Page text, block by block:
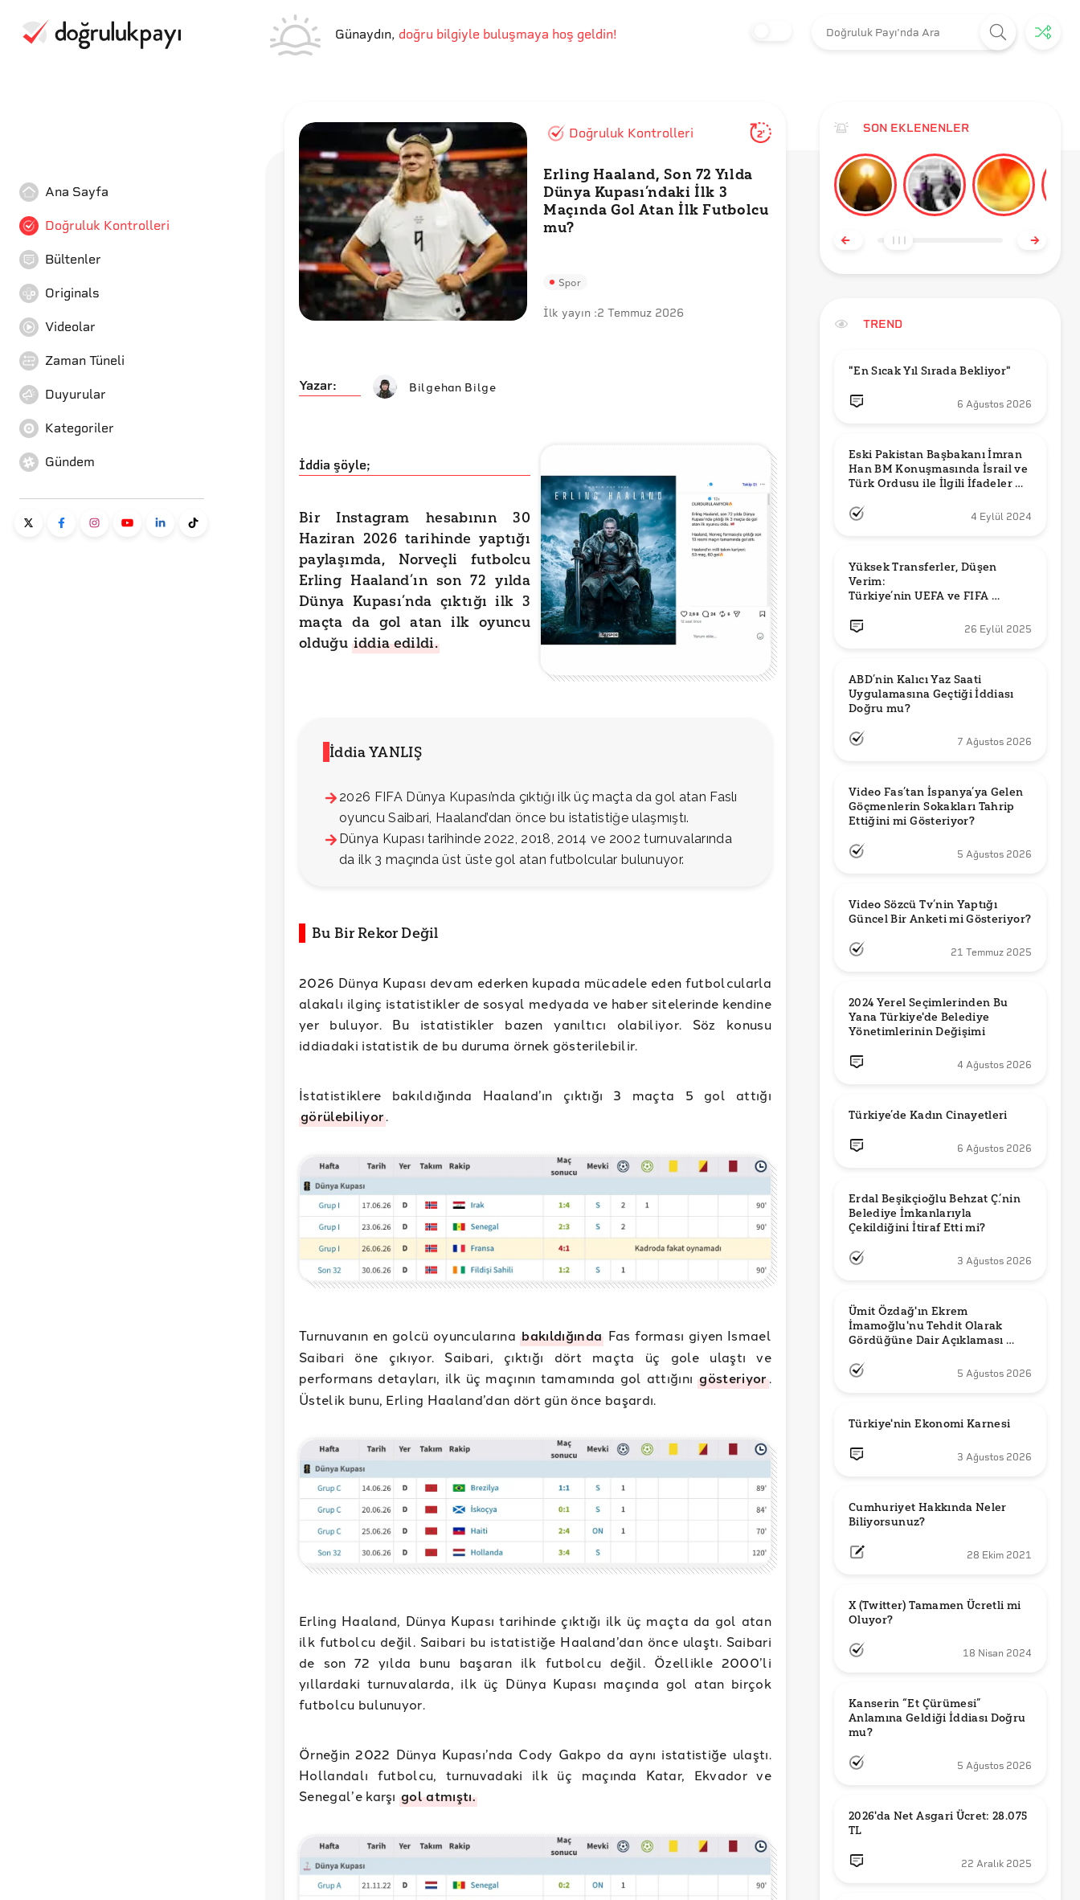
Günaydın, doğru bilgiyle buluşmaya hoş geldin!
Ana Sayfa
Doğruluk Kontrolleri
Bültenler
Originals
Videolar
Zaman Tüneli
Duyurular
Kategoriler
Gündem
Doğruluk Kontrolleri 2'
Erling Haaland, Son 72 Yılda
Dünya Kupası’ndaki İlk 3
Maçında Gol Atan İlk Futbolcu
mu?
Spor
İlk yayın :2 Temmuz 2026
Yazar: Bilgehan Bilge
İddia şöyle;
Bir Instagram hesabının 30
Haziran 2026 tarihinde yaptığı
paylaşımda, Norveçli futbolcu
Erling Haaland’ın son 72 yılda
Dünya Kupası’nda çıktığı ilk 3
maçta da gol atan ilk oyuncu
olduğu iddia edildi.
İddia YANLIŞ
2026 FIFA Dünya Kupası’nda çıktığı ilk üç maçta da gol atan Faslı
oyuncu Saibari, Haaland’dan önce bu istatistiğe ulaşmıştı.
Dünya Kupası tarihinde 2022, 2018, 2014 ve 2002 turnuvalarında
da ilk 3 maçında üst üste gol atan futbolcular bulunuyor.
Bu Bir Rekor Değil
2026 Dünya Kupası devam ederken kupada mücadele eden futbolcularla
alakalı ilginç istatistikler de sosyal medyada ve haber sitelerinde kendine
yer buluyor. Bu istatistikler bazen yanıltıcı olabiliyor. Söz konusu
iddiadaki istatistik de bu duruma örnek gösterilebilir.
İstatistiklere bakıldığında Haaland’ın çıktığı 3 maçta 5 gol attığı
görülebiliyor.
Turnuvanın en golcü oyuncularınabakıldığında Fas forması giyen Ismael
Saibari öne çıkıyor. Saibari, çıktığı dört maçta üç gole ulaştı ve
performans detayları, ilk üç maçının tamamında gol attığınıgösteriyor.
Üstelik bunu, Erling Haaland’dan dört gün önce başardı.
Erling Haaland, Dünya Kupası tarihinde çıktığı ilk üç maçta da gol atan
ilk futbolcu değil. Saibari bu istatistiğe Haaland’dan önce ulaştı. Saibari
de son 72 yılda bunu başaran ilk futbolcu değil. Özellikle 2000’li
yıllardaki turnuvalarda, ilk üç Dünya Kupası maçında gol atan birçok
futbolcu bulunuyor.
Örneğin 2022 Dünya Kupası’nda Cody Gakpo da aynı istatistiğe ulaştı.
Hollandalı futbolcu, turnuvadaki ilk üç maçında Katar, Ekvador ve
Senegal’e karşıgol atmıştı.
SON EKLENENLER
TREND
"En Sıcak Yıl Sırada Bekliyor"
6 Ağustos 2026
Eski Pakistan Başbakanı İmran
Han BM Konuşmasında İsrail ve
Türk Ordusu ile İlgili İfadeler mi
4 Eylül 2024
Yüksek Transferler, Düşen
Verim:
Türkiye’nin UEFA ve FIFA
26 Eylül 2025
ABD’nin Kalıcı Yaz Saati
Uygulamasına Geçtiği İddiası
Doğru mu?
7 Ağustos 2026
Video Fas’tan İspanya’ya Gelen
Göçmenlerin Sokakları Tahrip
Ettiğini mi Gösteriyor?
5 Ağustos 2026
Video Sözcü Tv’nin Yaptığı
Güncel Bir Anketi mi Gösteriyor?
21 Temmuz 2025
2024 Yerel Seçimlerinden Bu
Yana Türkiye'de Belediye
Yönetimlerinin Değişimi
4 Ağustos 2026
Türkiye’de Kadın Cinayetleri
6 Ağustos 2026
Erdal Beşikçioğlu Behzat Ç.’nin
Belediye İmkanlarıyla
3 Ağustos 2026
Ümit Özdağ'ın Ekrem
İmamoğlu'nu Tehdit Olarak
Gördüğüne Dair Açıklaması
5 Ağustos 2026
Türkiye'nin Ekonomi Karnesi
3 Ağustos 2026
Cumhuriyet Hakkında Neler
Biliyorsunuz?
28 Ekim 2021
X (Twitter) Tamamen Ücretli mi
Oluyor?
18 Nisan 2024
Kanserin “Et Çürümesi”
Anlamına Geldiği İddiası Doğru
mu?
5 Ağustos 2026
2026'da Net Asgari Ücret: 28.075
TL
22 Aralık 2025